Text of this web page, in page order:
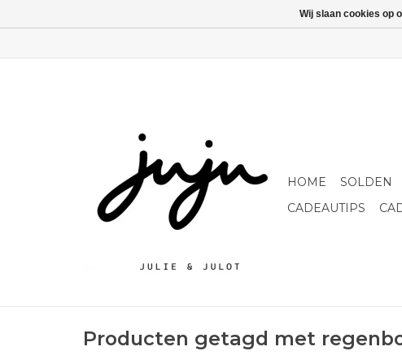
HOME SOLDEN
CADEAUTIPS
Producten getagd met
Wij slaan cookies op